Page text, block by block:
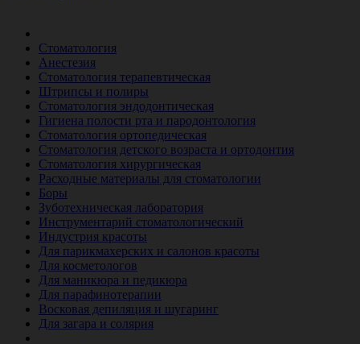
Стоматология
Анестезия
Стоматология терапевтическая
Штрипсы и полиры
Стоматология эндодонтическая
Гигиена полости рта и пародонтология
Стоматология ортопедическая
Стоматология детского возраста и ортодонтия
Стоматология хирургическая
Расходные материалы для стоматологии
Боры
Зуботехническая лаборатория
Инструментарий стоматологический
Индустрия красоты
Для парикмахерских и салонов красоты
Для косметологов
Для маникюра и педикюра
Для парафинотерапии
Восковая депиляция и шугаринг
Для загара и солярия